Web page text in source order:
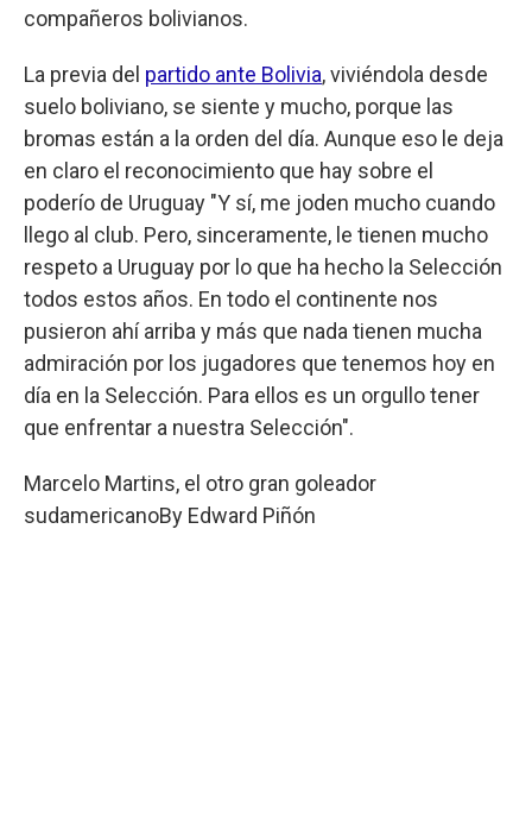
compañeros bolivianos.
La previa del partido ante Bolivia, viviéndola desde
suelo boliviano, se siente y mucho, porque las
bromas están a la orden del día. Aunque eso le deja
en claro el reconocimiento que hay sobre el
poderío de Uruguay "Y sí, me joden mucho cuando
llego al club. Pero, sinceramente, le tienen mucho
respeto a Uruguay por lo que ha hecho la Selección
todos estos años. En todo el continente nos
pusieron ahí arriba y más que nada tienen mucha
admiración por los jugadores que tenemos hoy en
día en la Selección. Para ellos es un orgullo tener
que enfrentar a nuestra Selección".
Marcelo Martins, el otro gran goleador
sudamericanoBy Edward Piñón